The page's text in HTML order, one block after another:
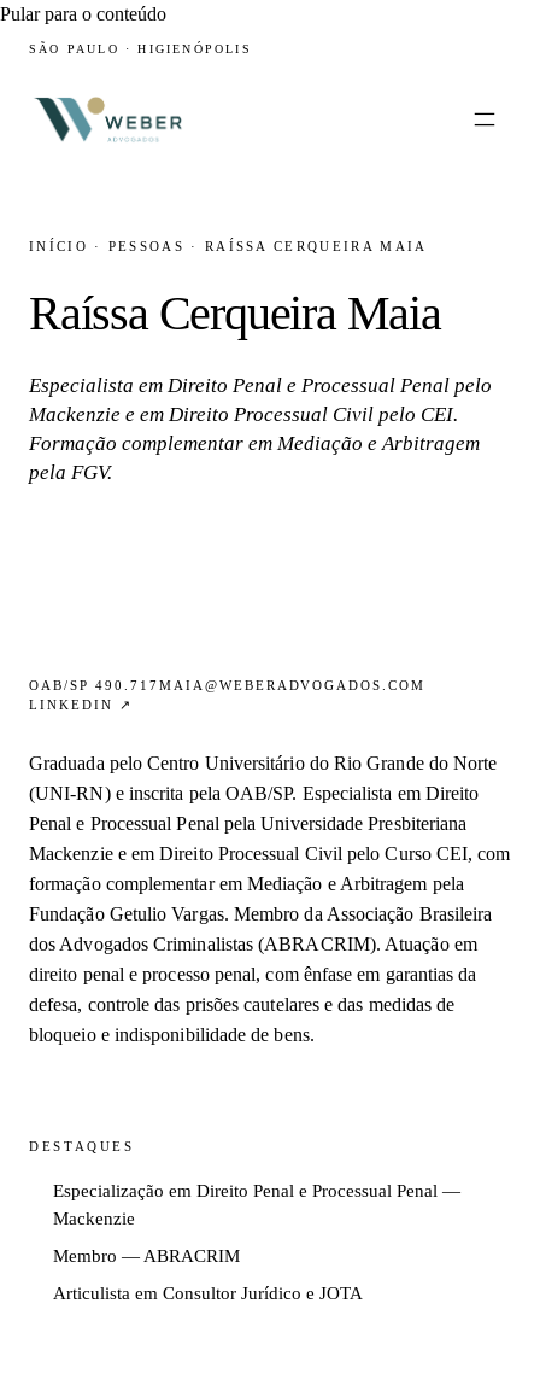
Pular para o conteúdo
SÃO PAULO · HIGIENÓPOLIS
INÍCIO · PESSOAS · RAÍSSA CERQUEIRA MAIA
Raíssa Cerqueira Maia
Especialista em Direito Penal e Processual Penal pelo
Mackenzie e em Direito Processual Civil pelo CEI.
Formação complementar em Mediação e Arbitragem
pela FGV.
OAB/SP 490.717MAIA@WEBERADVOGADOS.COM
LINKEDIN ↗
Graduada pelo Centro Universitário do Rio Grande do Norte
(UNI-RN) e inscrita pela OAB/SP. Especialista em Direito
Penal e Processual Penal pela Universidade Presbiteriana
Mackenzie e em Direito Processual Civil pelo Curso CEI, com
formação complementar em Mediação e Arbitragem pela
Fundação Getulio Vargas. Membro da Associação Brasileira
dos Advogados Criminalistas (ABRACRIM). Atuação em
direito penal e processo penal, com ênfase em garantias da
defesa, controle das prisões cautelares e das medidas de
bloqueio e indisponibilidade de bens.
DESTAQUES
Especialização em Direito Penal e Processual Penal —
Mackenzie
Membro — ABRACRIM
Articulista em Consultor Jurídico e JOTA